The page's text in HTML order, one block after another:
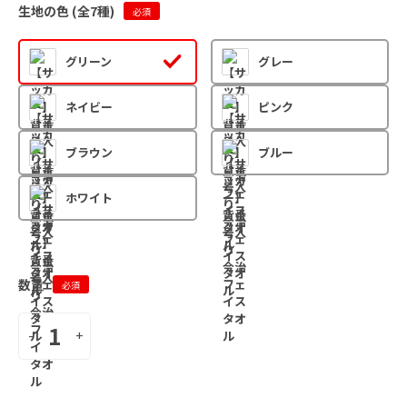
生地の色 (全7種) 必須
グリーン グレー
ネイビー ピンク
ブラウン ブルー
ホワイト
数量 必須
- +